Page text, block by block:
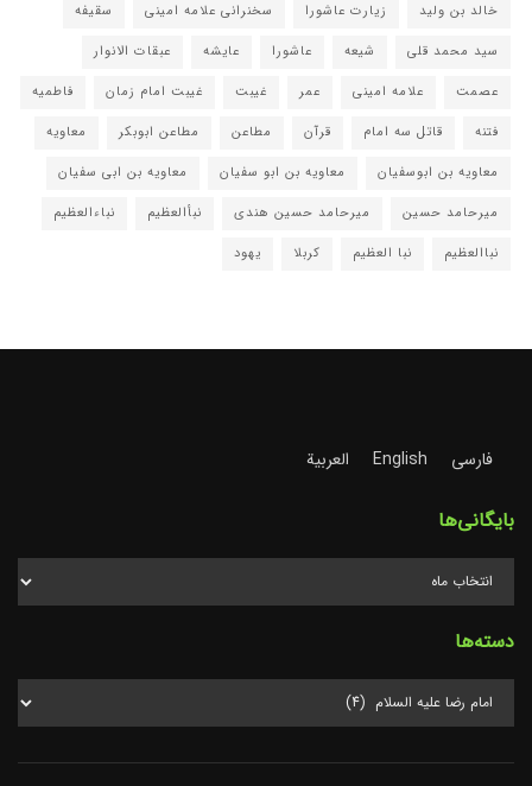
خالد بن ولید
زیارت عاشورا سخنرانی علامه امینی
سقیفه
سید محمد قلی
شیعه عاشورا عایشه
عبقات الانوار
عصمت
علامه امینی عمر غیبت غیبت امام زمان
فاطمیه
فتنه
قاتل سه امام قرآن مطاعن مطاعن ابوبکر
معاویه
معاویه بن ابوسفیان
معاویه بن ابو سفیان
معاویه بن ابی سفیان
میرحامد حسین
میرحامد حسین هندی نبأالعظیم
نباءالعظیم
نباالعظیم
نبا العظیم کربلا یهود
فارسی English العربية
بایگانی‌ها
دسته‌ها